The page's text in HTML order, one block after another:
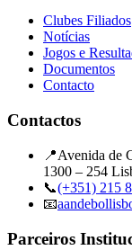
Clubes Filiados
Notícias
Jogos e
Documentos
Contacto
Contactos
📍Avenida de
1300 – 254
📞(+351) 215
📧
Parceiros